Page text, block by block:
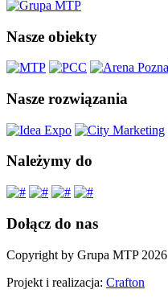
Nasze obiekty
Nasze rozwiązania
Należymy do
Dołącz do nas
Copyright by Grupa MTP 2026
Projekt i realizacja: Crafton